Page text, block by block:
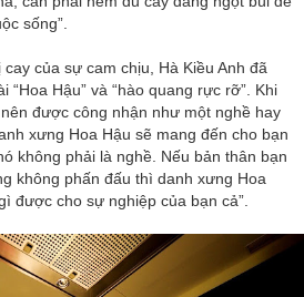
sống”.
của sự cam chịu, Hà Kiều Anh đã
“Hoa Hậu” và “hào quang rực rỡ”. Khi
được công nhận như một nghề hay
xưng Hoa Hậu sẽ mang đến cho bạn
không phải là nghề. Nếu bản thân bạn
không phấn đấu thì danh xưng Hoa
được cho sự nghiệp của bạn cả”.